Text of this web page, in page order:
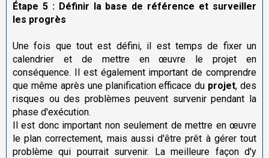
Étape 5 : Définir la base de référence et surveiller
les progrès
Une fois que tout est défini, il est temps de fixer un
calendrier et de mettre en œuvre le projet en
conséquence. Il est également important de comprendre
que même après une planification efficace du projet, des
risques ou des problèmes peuvent survenir pendant la
phase d'exécution.
Il est donc important non seulement de mettre en œuvre
le plan correctement, mais aussi d'être prêt à gérer tout
problème qui pourrait survenir. La meilleure façon d'y